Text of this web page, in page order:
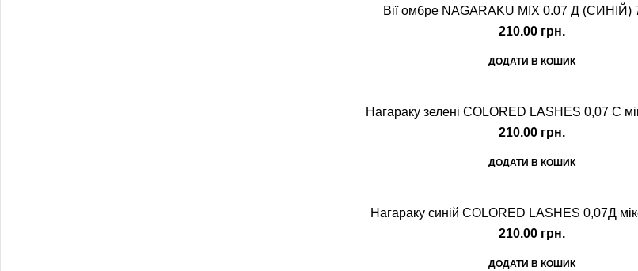
Вії омбре NAGARAKU MIX 0.07 Д (СИНІЙ)
210.00 грн.
ДОДАТИ В КОШИК
Нагараку зелені COLORED LASHES 0,07 С
210.00 грн.
ДОДАТИ В КОШИК
Нагараку синій COLORED LASHES 0,07Д
210.00 грн.
ДОДАТИ В КОШИК